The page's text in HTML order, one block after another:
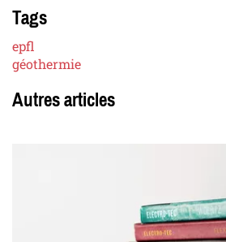
Tags
epfl
géothermie
Autres articles